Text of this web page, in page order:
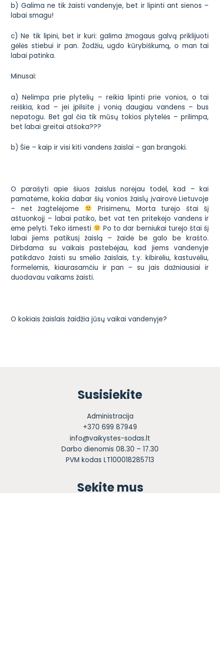
b) Galima ne tik žaisti vandenyje, bet ir lipinti ant sienos –
labai smagu!
c) Ne tik lipini, bet ir kuri: galima žmogaus galvą priklijuoti
gėlės stiebui ir pan. Žodžiu, ugdo kūrybiškumą, o man tai
labai patinka.
Minusai:
a) Nelimpa prie plytelių – reikia lipinti prie vonios, o tai
reiškia, kad – jei įpilsite į vonią daugiau vandens – bus
nepatogu. Bet gal čia tik mūsų tokios plytelės – prilimpa,
bet labai greitai atšoka???
b) Šie – kaip ir visi kiti vandens žaislai – gan brangoki.
O parašyti apie šiuos žaislus norėjau todėl, kad – kai
pamatėme, kokia dabar šių vonios žaislų įvairovė Lietuvoje
– net žagtelėjome
Prisimenu, Morta turėjo štai šį
aštuonkojį – labai patiko, bet vat ten pritekėjo vandens ir
ėmė pelyti. Teko išmesti
Po to dar berniukai turėjo štai šį
labai jiems patikusį žaislą – žaidė be galo be krašto.
Dirbdama su vaikais pastebėjau, kad jiems vandenyje
patikdavo žaisti su smėlio žaislais, t.y. kibirėliu, kastuvėliu,
formelėmis, kiaurasamčiu ir pan – su jais dažniausiai ir
duodavau vaikams žaisti.
O kokiais žaislais žaidžia jūsų vaikai vandenyje?
Susisiekite
Administracija
+370 699 87949
info@vaikystes-sodas.lt
Darbo dienomis 08.30 – 17.30
PVM kodas LT100018285713
Sekite mus